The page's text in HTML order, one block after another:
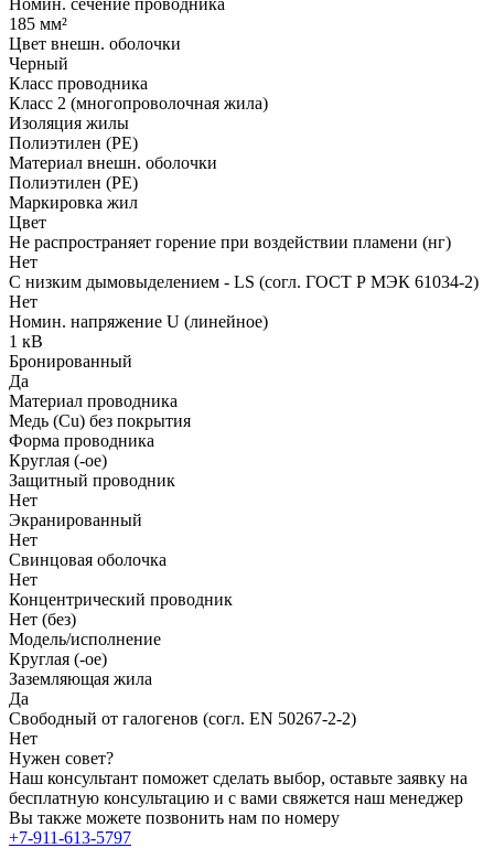
185 мм²
Цвет внешн. оболочки
Черный
Класс проводника
Класс 2 (многопроволочная жила)
Изоляция жилы
Полиэтилен (PE)
Материал внешн. оболочки
Полиэтилен (PE)
Маркировка жил
Цвет
Не распространяет горение при воздействии пламени (нг)
Нет
С низким дымовыделением - LS (согл. ГОСТ Р МЭК 61034-2)
Нет
Номин. напряжение U (линейное)
1 кВ
Бронированный
Да
Материал проводника
Медь (Cu) без покрытия
Форма проводника
Круглая (-ое)
Защитный проводник
Нет
Экранированный
Нет
Свинцовая оболочка
Нет
Концентрический проводник
Нет (без)
Модель/исполнение
Круглая (-ое)
Заземляющая жила
Да
Свободный от галогенов (согл. EN 50267-2-2)
Нет
Нужен совет?
Наш консультант поможет сделать выбор, оставьте заявку на
бесплатную консультацию и с вами свяжется наш менеджер
Вы также можете позвонить нам по номеру
+7-911-613-5797